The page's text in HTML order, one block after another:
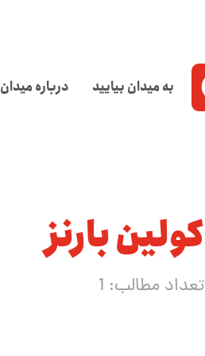
به میدان بیایید درباره میدان
کولین بارنز
تعداد مطالب: 1